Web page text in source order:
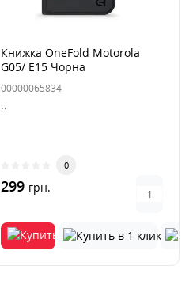
Книжка OneFold Motorola
G05/ E15 Чорна
00000065834
..
0
299 грн.